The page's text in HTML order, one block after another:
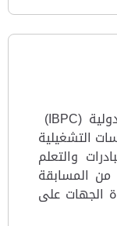
تشجع مسابقة أفضل الممارسات الدولية (IBPC)
التشغيلية
والتعلم
المسابقة
الجهات على